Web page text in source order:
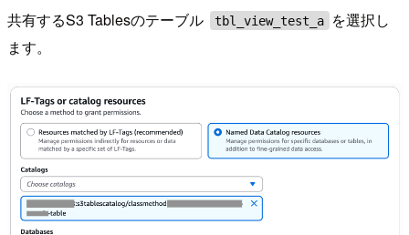
共有するS3 Tablesのテーブル tbl_view_test_a
を選択し
ます。